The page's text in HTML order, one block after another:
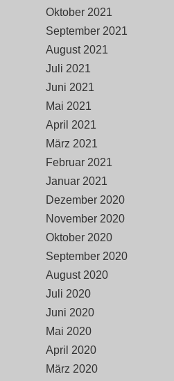
Oktober 2021
September 2021
August 2021
Juli 2021
Juni 2021
Mai 2021
April 2021
März 2021
Februar 2021
Januar 2021
Dezember 2020
November 2020
Oktober 2020
September 2020
August 2020
Juli 2020
Juni 2020
Mai 2020
April 2020
März 2020